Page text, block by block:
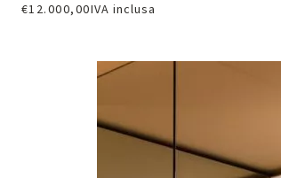
€12.000,00IVA inclusa